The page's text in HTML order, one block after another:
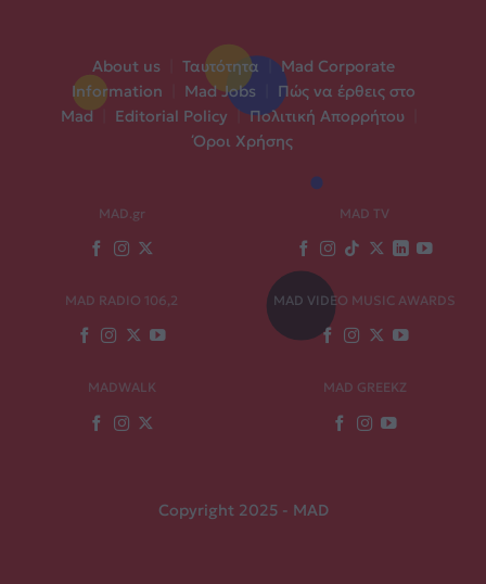
About us Ταυτότητα
Mad Corporate
Information
Mad Jobs
Πώς να έρθεις στο
Mad
Editorial Policy | Πολιτική Απορρήτου
Όροι Χρήσης
MAD.gr MAD TV
MAD RADIO 106,2 MAD VIDEO MUSIC AWARDS
MADWALK MAD GREEKZ
Copyright 2025 - MAD